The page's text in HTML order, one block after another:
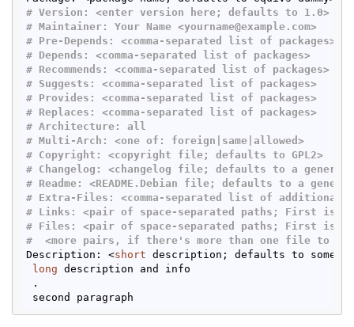
# Version: <enter version here; defaults to 1.0>
# Maintainer: Your Name <yourname@example.com>
# Pre-Depends: <comma-separated list of packages>
# Depends: <comma-separated list of packages>
# Recommends: <comma-separated list of packages>
# Suggests: <comma-separated list of packages>
# Provides: <comma-separated list of packages>
# Replaces: <comma-separated list of packages>
# Architecture: all
# Multi-Arch: <one of: foreign|same|allowed>
# Copyright: <copyright file; defaults to GPL2>
# Changelog: <changelog file; defaults to a generic
# Readme: <README.Debian file; defaults to a
# Extra-Files: <comma-separated list of
# Links: <pair of space-separated paths; First is
# Files: <pair of space-separated paths; First is
# <more pairs, if there's more than one file to
Description: <short description; defaults to some
long description and info
.